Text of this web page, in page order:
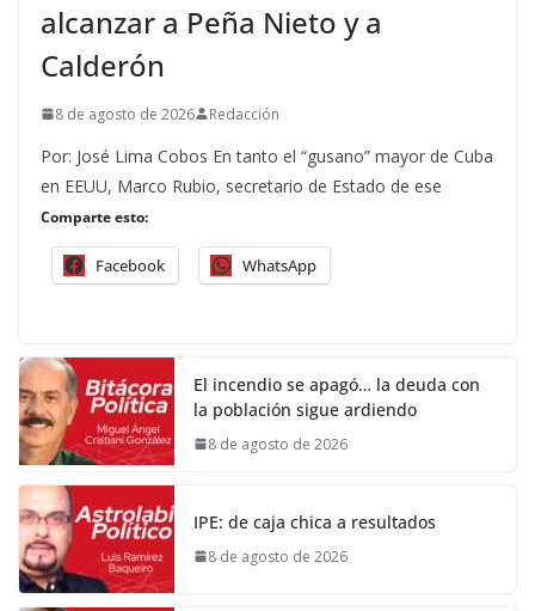
alcanzar a Peña Nieto y a
Calderón
8 de agosto de 2026 Redacción
Por: José Lima Cobos En tanto el “gusano” mayor de Cuba
en EEUU, Marco Rubio, secretario de Estado de ese
Comparte esto:
Facebook WhatsApp
El incendio se apagó… la deuda con
la población sigue ardiendo
8 de agosto de 2026
IPE: de caja chica a resultados
8 de agosto de 2026